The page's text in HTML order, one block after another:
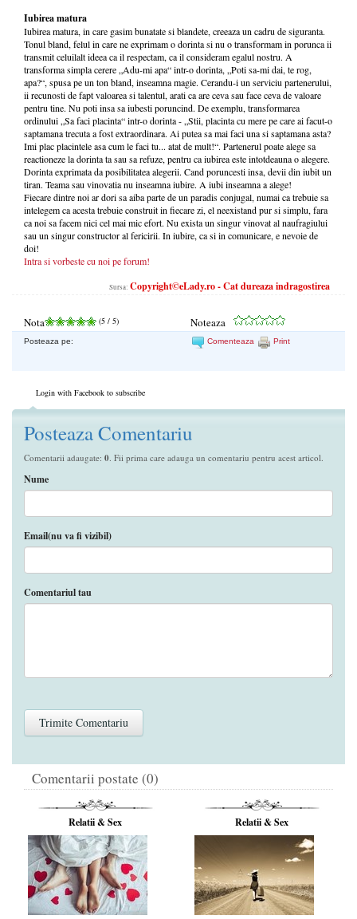
Iubirea matura
Iubirea matura, in care gasim bunatate si blandete, creeaza un cadru de siguranta.
Tonul bland, felul in care ne exprimam o dorinta si nu o transformam in porunca ii
transmit celuilalt ideea ca il respectam, ca il consideram egalul nostru. A
transforma simpla cerere „Adu-mi apa“ intr-o dorinta, „Poti sa-mi dai, te rog,
apa?“, spusa pe un ton bland, inseamna magie. Cerandu-i un serviciu partenerului,
ii recunosti de fapt valoarea si talentul, arati ca are ceva sau face ceva de valoare
pentru tine. Nu poti insa sa iubesti poruncind. De exemplu, transformarea
ordinului „Sa faci placinta“ intr-o dorinta - „Stii, placinta cu mere pe care ai facut-o
saptamana trecuta a fost extraordinara. Ai putea sa mai faci una si saptamana asta?
Imi plac placintele asa cum le faci tu... atat de mult!“. Partenerul poate alege sa
reactioneze la dorinta ta sau sa refuze, pentru ca iubirea este intotdeauna o alegere.
Dorinta exprimata da posibilitatea alegerii. Cand poruncesti insa, devii din iubit un
tiran. Teama sau vinovatia nu inseamna iubire. A iubi inseamna a alege!
Fiecare dintre noi ar dori sa aiba parte de un paradis conjugal, numai ca trebuie sa
intelegem ca acesta trebuie construit in fiecare zi, el neexistand pur si simplu, fara
ca noi sa facem nici cel mai mic efort. Nu exista un singur vinovat al naufragiului
sau un singur constructor al fericirii. In iubire, ca si in comunicare, e nevoie de
doi!
Intra si vorbeste cu noi pe forum!
Sursa: Copyright©eLady.ro - Cat dureaza indragostirea
Nota (5 / 5) Noteaza
Posteaza pe: Comenteaza Print
Login with Facebook to subscribe
Posteaza Comentariu
Comentarii adaugate: 0 . Fii prima care adauga un comentariu pentru acest articol.
Nume
Email(nu va fi vizibil)
Comentariul tau
Comentarii postate (0)
Relatii & Sex Relatii & Sex